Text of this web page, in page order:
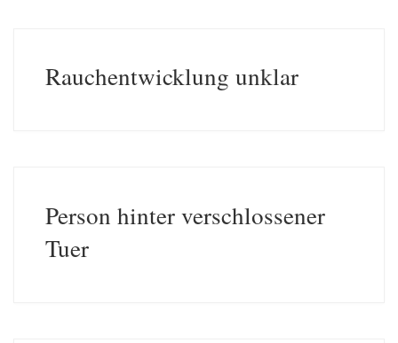
Rauchentwicklung unklar
Person hinter verschlossener
Tuer